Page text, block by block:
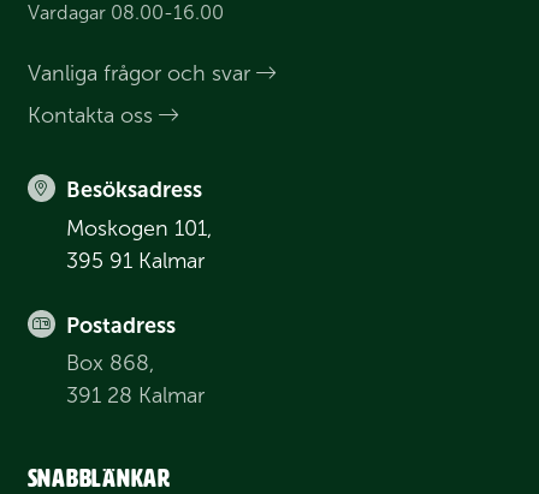
Vardagar 08.00-16.00
Vanliga frågor och svar
Kontakta oss
Besöksadress
Moskogen 101,
395 91 Kalmar
Postadress
Box 868,
391 28 Kalmar
Snabblänkar